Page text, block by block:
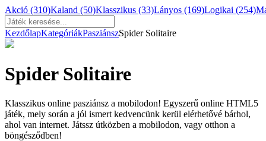
Akció (310)Kaland (50)Klasszikus (33)Lányos (169)Logikai (254)
KezdőlapKategóriákPasziánszSpider Solitaire
Spider Solitaire
Klasszikus online pasziánsz a mobilodon! Egyszerű online HTML5
játék, mely során a jól ismert kedvencünk kerül elérhetővé bárhol,
ahol van internet. Játssz útközben a mobilodon, vagy otthon a
böngésződben!